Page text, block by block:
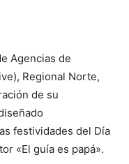
Agencias de
Regional Norte,
de su
festividades del Día
«El guía es papá».